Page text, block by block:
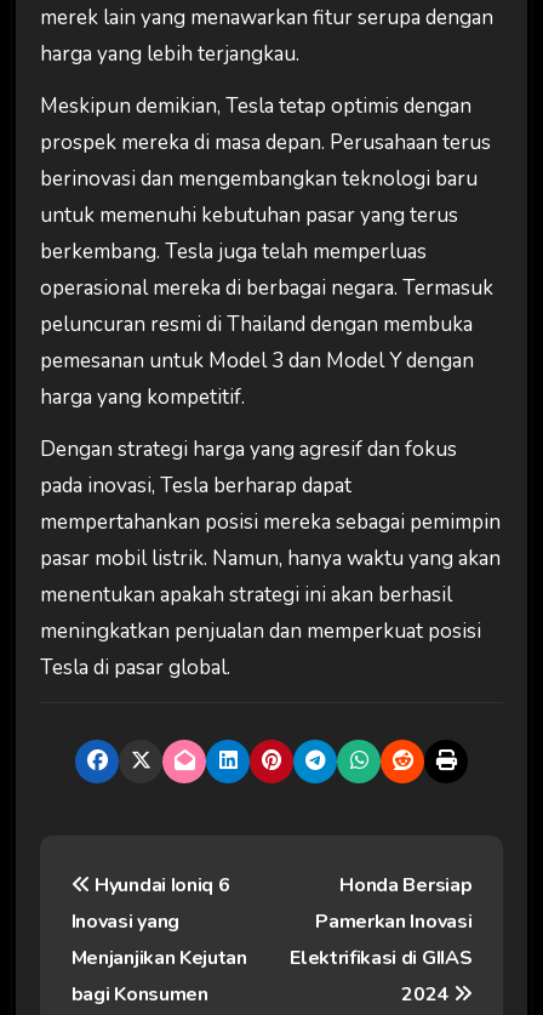
merek lain yang menawarkan fitur serupa dengan
harga yang lebih terjangkau.
Meskipun demikian, Tesla tetap optimis dengan
prospek mereka di masa depan. Perusahaan terus
berinovasi dan mengembangkan teknologi baru
untuk memenuhi kebutuhan pasar yang terus
berkembang. Tesla juga telah memperluas
operasional mereka di berbagai negara. Termasuk
peluncuran resmi di Thailand dengan membuka
pemesanan untuk Model 3 dan Model Y dengan
harga yang kompetitif.
Dengan strategi harga yang agresif dan fokus
pada inovasi, Tesla berharap dapat
mempertahankan posisi mereka sebagai pemimpin
pasar mobil listrik. Namun, hanya waktu yang akan
menentukan apakah strategi ini akan berhasil
meningkatkan penjualan dan memperkuat posisi
Tesla di pasar global.
Hyundai Ioniq 6
Inovasi yang
Menjanjikan Kejutan
bagi Konsumen
Honda Bersiap
Pamerkan Inovasi
Elektrifikasi di GIIAS
2024